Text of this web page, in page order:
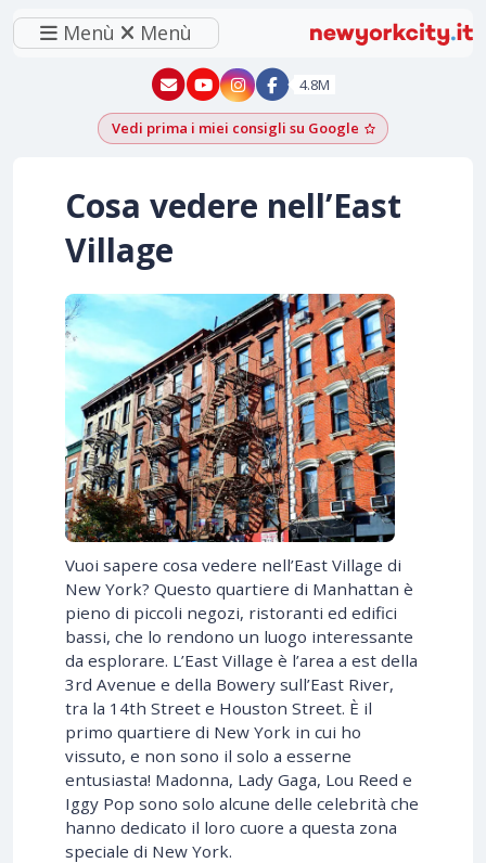
Menù Menù
New York - YouTube
New York - Instagram
4.8M
Vedi prima i miei consigli su Google Aggiungi
Cosa vedere nell’East
Village
Vuoi sapere cosa vedere nell’East Village di
New York? Questo quartiere di Manhattan è
pieno di piccoli negozi, ristoranti ed edifici
bassi, che lo rendono un luogo interessante
da esplorare. L’East Village è l’area a est della
3rd Avenue e della Bowery sull’East River,
tra la 14th Street e Houston Street. È il
primo quartiere di New York in cui ho
vissuto, e non sono il solo a esserne
entusiasta! Madonna, Lady Gaga, Lou Reed e
Iggy Pop sono solo alcune delle celebrità che
hanno dedicato il loro cuore a questa zona
speciale di New York.